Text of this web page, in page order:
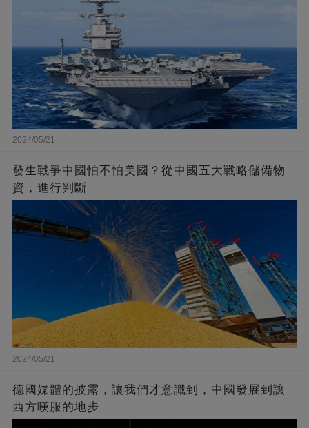
2024/05/21
發生戰爭中國怕不怕美國？從中國五大戰略儲備物
資，進行判斷
2024/05/21
德國媒體的披露，讓我們才意識到，中國發展到讓
西方嘆服的地步